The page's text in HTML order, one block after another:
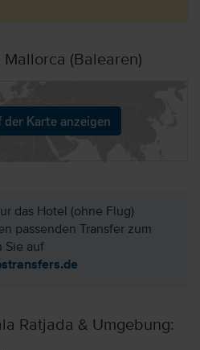
(Balearen)
der Karte anzeigen
das Hotel (ohne Flug)
passenden Transfer zum
Sie auf
Ratjada & Umgebung: